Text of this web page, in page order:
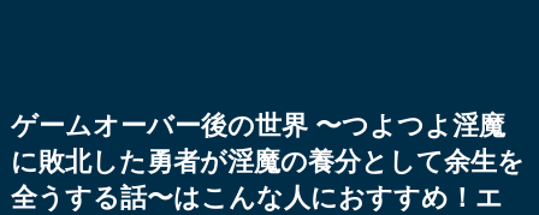
ゲームオーバー後の世界 〜つよつよ淫魔
に敗北した勇者が淫魔の養分として余生を
全うする話〜はこんな人におすすめ！エ